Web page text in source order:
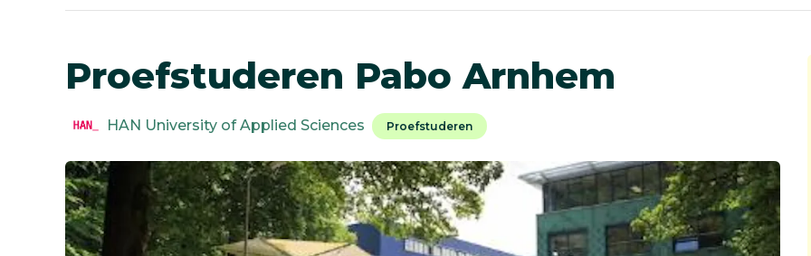
Proefstuderen Pabo Arnhem
HAN University of Applied Sciences Proefstuderen